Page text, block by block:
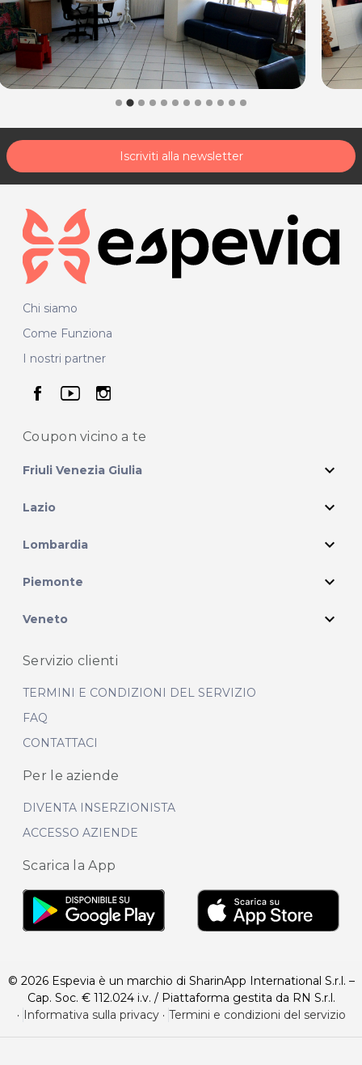
Iscriviti alla newsletter
Chi siamo
Come Funziona
I nostri partner
seguici su facebook
seguici su youtube
seguici su instagram
Coupon vicino a te
Friuli Venezia Giulia expand_more
Lazio expand_more
Lombardia expand_more
Piemonte expand_more
Veneto expand_more
Servizio clienti
TERMINI E CONDIZIONI DEL SERVIZIO
FAQ
CONTATTACI
Per le aziende
DIVENTA INSERZIONISTA
ACCESSO AZIENDE
Scarica la App
© 2026 Espevia è un marchio di SharinApp International S.r.l. –
Cap. Soc. € 112.024 i.v. / Piattaforma gestita da RN S.r.l.
· Informativa sulla privacy· Termini e condizioni del servizio